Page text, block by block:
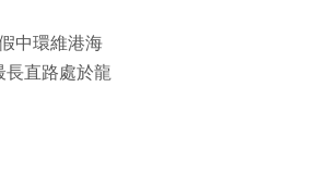
中環維港海
長直路處於龍